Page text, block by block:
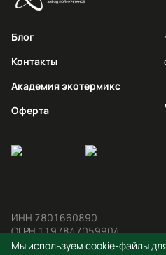
Блог
Контакты
Академия экотермикс
Оферта
ИНН 7801660890
ОГРН 1197847059904
Мы используем cookie-файлы